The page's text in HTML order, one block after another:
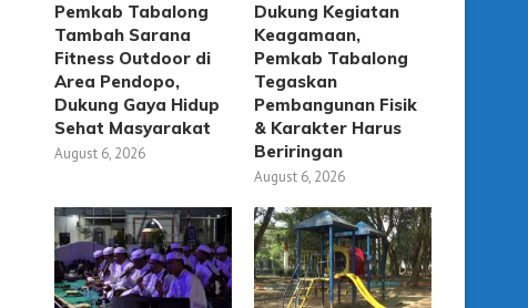
Pemkab Tabalong
Tambah Sarana
Fitness Outdoor di
Area Pendopo,
Dukung Gaya Hidup
Sehat Masyarakat
August 6, 2026
Dukung Kegiatan
Keagamaan,
Pemkab Tabalong
Tegaskan
Pembangunan Fisik
& Karakter Harus
Beriringan
August 6, 2026